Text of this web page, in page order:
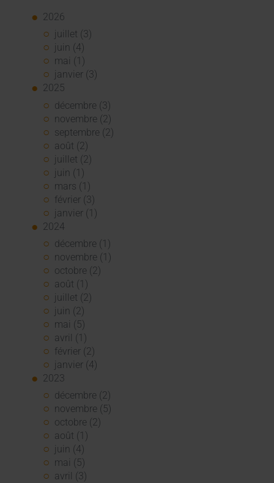
2026
juillet (3)
juin (4)
mai (1)
janvier (3)
2025
décembre (3)
novembre (2)
septembre (2)
août (2)
juillet (2)
juin (1)
mars (1)
février (3)
janvier (1)
2024
décembre (1)
novembre (1)
octobre (2)
août (1)
juillet (2)
juin (2)
mai (5)
avril (1)
février (2)
janvier (4)
2023
décembre (2)
novembre (5)
octobre (2)
août (1)
juin (4)
mai (5)
avril (3)